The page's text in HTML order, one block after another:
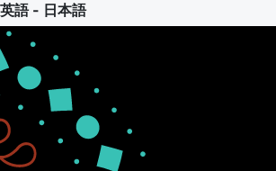
英語 - 日本語